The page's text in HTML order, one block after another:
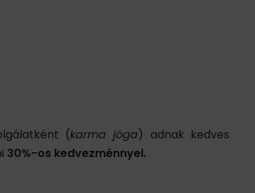
(karma jóga) adnak kedves
30%-os kedvezménnyel.